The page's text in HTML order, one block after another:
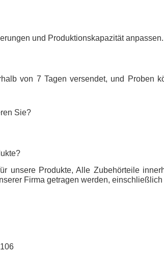
und Produktionskapazität anpassen.
von 7 Tagen versendet, und Proben
Sie?
unsere Produkte, Alle Zubehörteile
Firma getragen werden, einschließlich